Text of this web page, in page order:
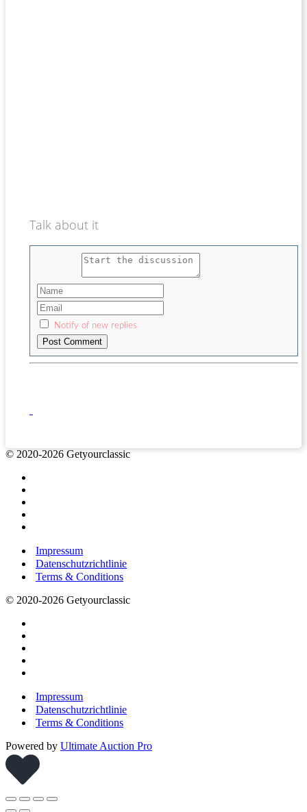
Talk about it
Notify of new replies
© 2020-2026 Getyourclassic
Impressum
Datenschutzrichtlinie
Terms & Conditions
© 2020-2026 Getyourclassic
Impressum
Datenschutzrichtlinie
Terms & Conditions
Powered by Ultimate Auction Pro